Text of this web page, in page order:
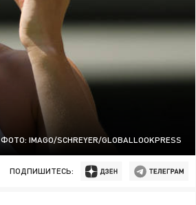
ФОТО: IMAGO/SCHREYER/GLOBALLOOKPRESS
ПОДПИШИТЕСЬ: